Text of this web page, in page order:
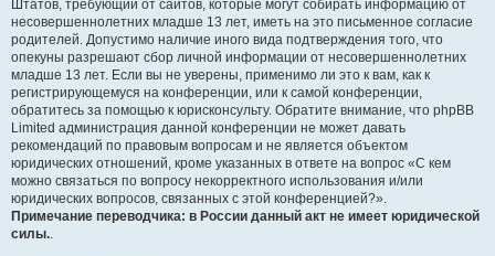
Штатов, требующий от сайтов, которые могут собирать информацию от
несовершеннолетних младше 13 лет, иметь на это письменное согласие
родителей. Допустимо наличие иного вида подтверждения того, что
опекуны разрешают сбор личной информации от несовершеннолетних
младше 13 лет. Если вы не уверены, применимо ли это к вам, как к
регистрирующемуся на конференции, или к самой конференции,
обратитесь за помощью к юрисконсульту. Обратите внимание, что phpBB
Limited администрация данной конференции не может давать
рекомендаций по правовым вопросам и не является объектом
юридических отношений, кроме указанных в ответе на вопрос «С кем
можно связаться по вопросу некорректного использования и/или
юридических вопросов, связанных с этой конференцией?».
Примечание переводчика: в России данный акт не имеет юридической
силы..